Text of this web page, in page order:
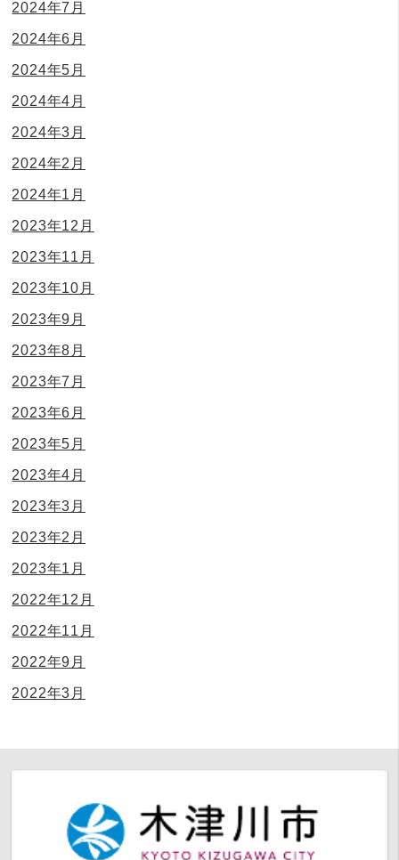
2024年7月
2024年6月
2024年5月
2024年4月
2024年3月
2024年2月
2024年1月
2023年12月
2023年11月
2023年10月
2023年9月
2023年8月
2023年7月
2023年6月
2023年5月
2023年4月
2023年3月
2023年2月
2023年1月
2022年12月
2022年11月
2022年9月
2022年3月